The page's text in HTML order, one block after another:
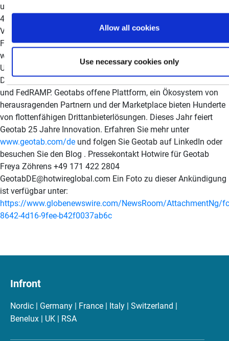
Allow all cookies
Use necessary cookies only
und verarbeitet täglich 80 Milliarden Datenpunkte von mehr als
4,7 Millionen Fahrzeugabonnements. Geotab genießt das
Vertrauen von Fortune-500-Unternehmen, mittelständischen
Flotten und den größten Fuhrparks des öffentlichen Sektors
weltweit, einschließlich der US-Bundesregierung. Das
Unternehmen engagiert sich für Datensicherheit und
Datenschutz und verfügt über die Zertifizierungen FIPS 140-3
und FedRAMP. Geotabs offene Plattform, ein Ökosystem von
herausragenden Partnern und der Marketplace bieten Hunderte
von flottenfähigen Drittanbieterlösungen. Dieses Jahr feiert
Geotab 25 Jahre Innovation. Erfahren Sie mehr unter
www.geotab.com/de und folgen Sie Geotab auf LinkedIn oder
besuchen Sie den Blog . Pressekontakt Hotwire für Geotab
Freya Zöhrens +49 171 422 2804
GeotabDE@hotwireglobal.com Ein Foto zu dieser Ankündigung
ist verfügbar unter:
https://www.globenewswire.com/NewsRoom/AttachmentNg/
8642-4d16-9fee-b42f0037ab6c
Infront
Nordic | Germany | France | Italy | Switzerland |
Benelux | UK | RSA